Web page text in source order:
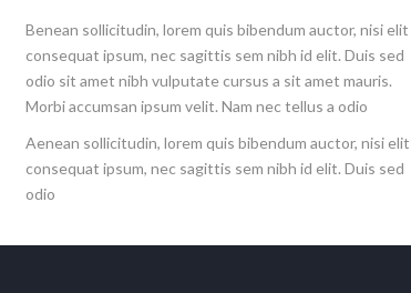
Benean sollicitudin, lorem quis bibendum auctor, nisi elit
consequat ipsum, nec sagittis sem nibh id elit. Duis sed
odio sit amet nibh vulputate cursus a sit amet mauris.
Morbi accumsan ipsum velit. Nam nec tellus a odio
Aenean sollicitudin, lorem quis bibendum auctor, nisi elit
consequat ipsum, nec sagittis sem nibh id elit. Duis sed
odio